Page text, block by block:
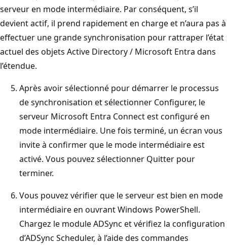
serveur en mode intermédiaire. Par conséquent, s’il
devient actif, il prend rapidement en charge et n’aura pas à
effectuer une grande synchronisation pour rattraper l’état
actuel des objets Active Directory / Microsoft Entra dans
l’étendue.
Après avoir sélectionné pour démarrer le processus
de synchronisation et sélectionner Configurer, le
serveur Microsoft Entra Connect est configuré en
mode intermédiaire. Une fois terminé, un écran vous
invite à confirmer que le mode intermédiaire est
activé. Vous pouvez sélectionner Quitter pour
terminer.
Vous pouvez vérifier que le serveur est bien en mode
intermédiaire en ouvrant Windows PowerShell.
Chargez le module ADSync et vérifiez la configuration
d’ADSync Scheduler, à l’aide des commandes